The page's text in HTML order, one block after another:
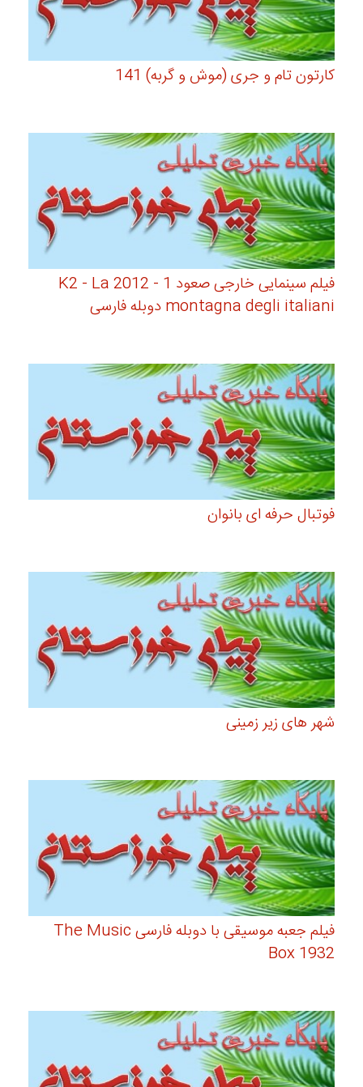
کارتون تام و جری (موش و گربه) 141
فیلم سینمایی خارجی صعود 1 - 2012 K2 - La
montagna degli italiani دوبله فارسی
فوتبال حرفه ای بانوان
شهر های زیر زمینی
فیلم جعبه موسیقی با دوبله فارسی The Music
Box 1932